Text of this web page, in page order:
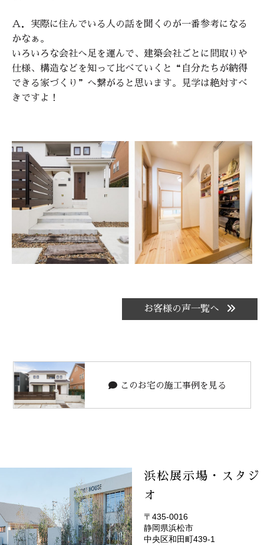
Ａ．実際に住んでいる人の話を聞くのが一番参考になる
かなぁ。
いろいろな会社へ足を運んで、建築会社ごとに間取りや
仕様、構造などを知って比べていくと“自分たちが納得
できる家づくり”へ繋がると思います。見学は絶対すべ
きですよ！
お客様の声一覧へ
このお宅の施工事例を見る
浜松展示場・スタジ
オ
(EMOTOP浜松)
〒435-0016
静岡県浜松市
中央区和田町439-1